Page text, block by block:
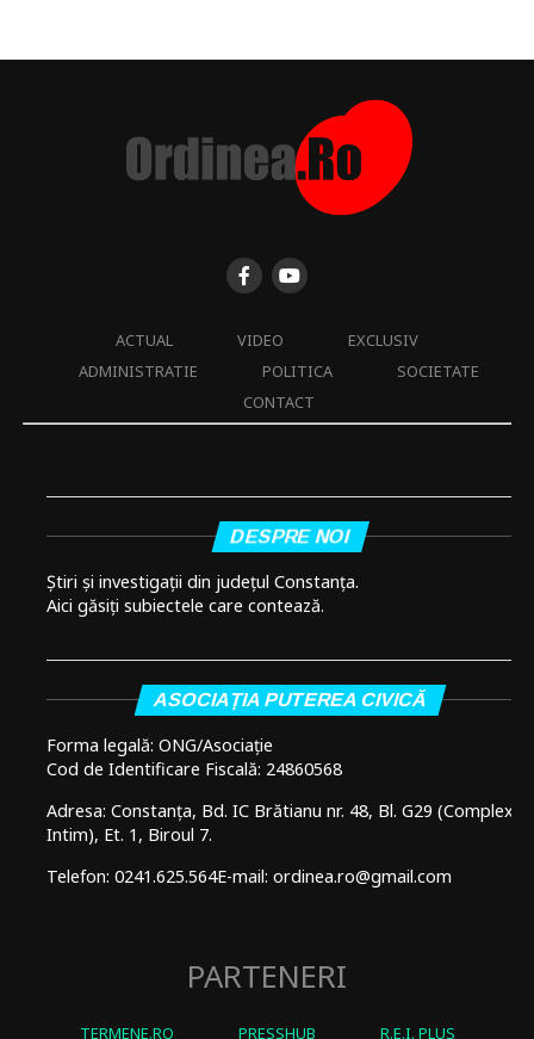
ACTUAL VIDEO
EXCLUSIV
ADMINISTRATIE
POLITICA
SOCIETATE
CONTACT
DESPRE NOI
Știri și investigații din județul Constanța.
Aici găsiți subiectele care contează.
ASOCIAȚIA PUTEREA CIVICĂ
Forma legală: ONG/Asociație
Cod de Identificare Fiscală: 24860568
Adresa: Constanța, Bd. IC Brătianu nr. 48, Bl. G29 (Complex
Intim), Et. 1, Biroul 7.
Telefon: 0241.625.564E-mail: ordinea.ro@gmail.com
PARTENERI
TERMENE.RO PRESSHUB R.E.I. PLUS